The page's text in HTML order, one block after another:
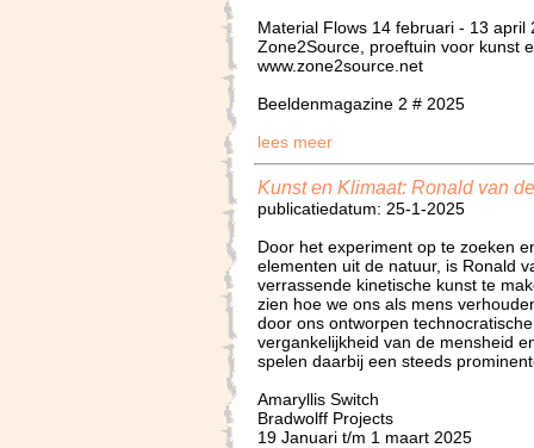
Material Flows 14 februari - 13 april
Zone2Source, proeftuin voor kunst
www.zone2source.net
Beeldenmagazine 2 # 2025
lees meer
Kunst en Klimaat: Ronald van
publicatiedatum: 25-1-2025
Door het experiment op te zoeken
elementen uit de natuur, is Ronald
verrassende kinetische kunst te
zien hoe we ons als mens
door ons ontworpen
vergankelijkheid van de mensheid
spelen daarbij een steeds
Amaryllis Switch
Bradwolff Projects
19 Januari t/m 1 maart 2025